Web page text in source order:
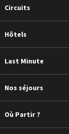
Circuits
Hôtels
Last Minute
Nos séjours
Où Partir ?